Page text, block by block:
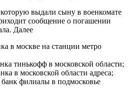
выдали сыну в военкомате
сообщение о погашении
Далее
в москве на станции метро
тинькофф в московской области;
в московской области адреса;
филиалы в подмосковье